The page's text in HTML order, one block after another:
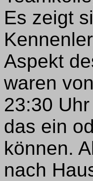
Es zeigt
Aspekt
waren
23:30
das ein
können.
nach